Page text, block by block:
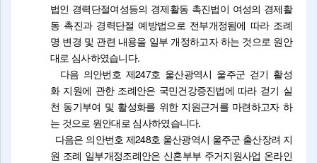
법인 경력단절여성등의 경제활동 촉진법이 여성의 경제활
동 촉진과 경력단절 예방법으로 전부개정됨에 따라 조례
명 변경 및 관련 내용을 일부 개정하고자 하는 것으로 원안
대로 심사하였습니다.
다음 의안번호 제247호 울산광역시 울주군 걷기 활성
화 지원에 관한 조례안은 국민건강증진법에 따라 걷기 실
천 동기부여 및 활성화를 위한 지원근거를 마련하고자 하
는 것으로 원안대로 심사하였습니다.
다음은 의안번호 제248호 울산광역시 울주군 출산장려 지
원 조례 일부개정조례안은 신혼부부 주거지원사업 온라인